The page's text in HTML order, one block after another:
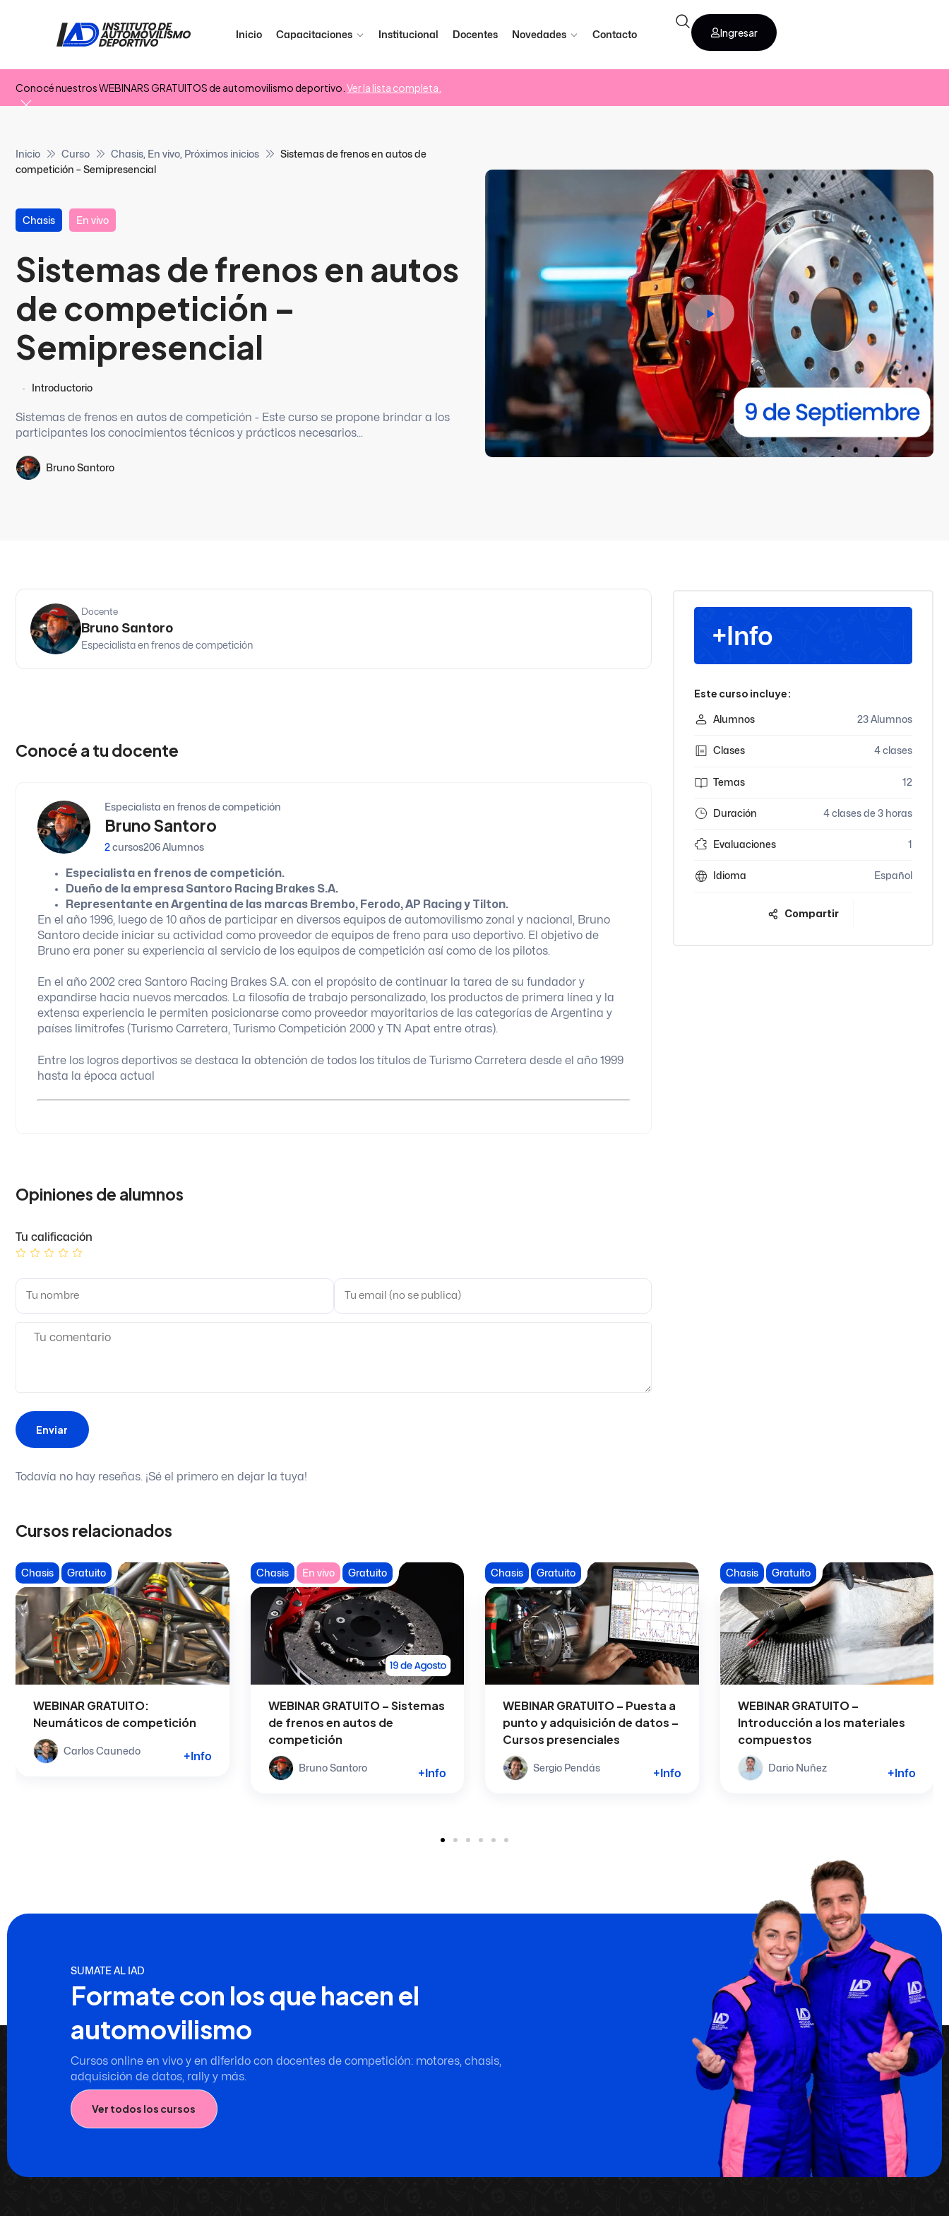
Inicio Capacitaciones Institucional Docentes Novedades Contacto Ingresar
Conocé nuestros WEBINARS GRATUITOS de automovilismo deportivo. Ver la lista completa.
Inicio Curso Chasis, En vivo, Próximos inicios
Sistemas de frenos en autos de
competición – Semipresencial
Chasis En vivo
Sistemas de frenos en autos
de competición –
Semipresencial
Introductorio
Sistemas de frenos en autos de competición - Este curso se propone brindar a los
participantes los conocimientos técnicos y prácticos necesarios...
Bruno Santoro
Docente
Bruno Santoro
Especialista en frenos de competición
Conocé a tu docente
Especialista en frenos de competición
Bruno Santoro
2cursos206 Alumnos
Especialista en frenos de competición.
Dueño de la empresa Santoro Racing Brakes S.A.
Representante en Argentina de las marcas Brembo, Ferodo, AP Racing y Tilton.
En el año 1996, luego de 10 años de participar en diversos equipos de automovilismo zonal y nacional, Bruno
Santoro decide iniciar su actividad como proveedor de equipos de freno para uso deportivo. El objetivo de
Bruno era poner su experiencia al servicio de los equipos de competición así como de los pilotos.
En el año 2002 crea Santoro Racing Brakes S.A. con el propósito de continuar la tarea de su fundador y
expandirse hacia nuevos mercados. La filosofía de trabajo personalizado, los productos de primera línea y la
extensa experiencia le permiten posicionarse como proveedor mayoritarios de las categorías de Argentina y
países limítrofes (Turismo Carretera, Turismo Competición 2000 y TN Apat entre otras).
Entre los logros deportivos se destaca la obtención de todos los títulos de Turismo Carretera desde el año 1999
hasta la época actual
Opiniones de alumnos
Tu calificación
Enviar
Todavía no hay reseñas. ¡Sé el primero en dejar la tuya!
+Info
Este curso incluye:
Alumnos 23 Alumnos
Clases 4 clases
Temas 12
Duración 4 clases de 3 horas
Evaluaciones 1
Idioma Español
Compartir
Cursos relacionados
Chasis Gratuito
WEBINAR GRATUITO:
Neumáticos de competición
Carlos Caunedo +Info
Chasis En vivo Gratuito
WEBINAR GRATUITO – Sistemas
de frenos en autos de
competición
Bruno Santoro +Info
Chasis Gratuito
WEBINAR GRATUITO – Puesta a
punto y adquisición de datos –
Cursos presenciales
Sergio Pendás +Info
Chasis Gratuito
WEBINAR GRATUITO –
Introducción a los materiales
compuestos
Dario Nuñez +Info
SUMATE AL IAD
Formate con los que hacen el
automovilismo
Cursos online en vivo y en diferido con docentes de competición: motores, chasis,
adquisición de datos, rally y más.
Ver todos los cursos